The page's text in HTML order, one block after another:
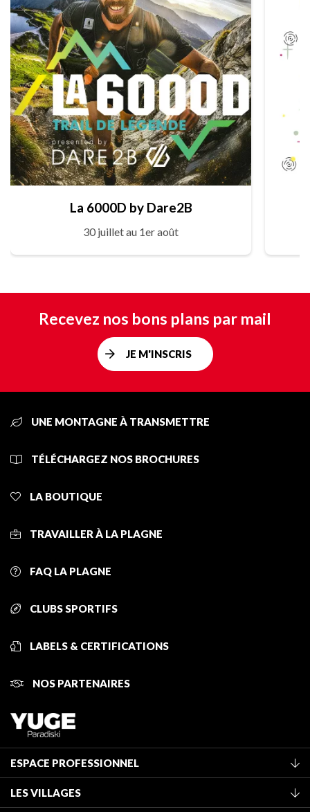
La 6000D by Dare2B
30 juillet au 1er août
Recevez nos bons plans par mail
JE M'INSCRIS
UNE MONTAGNE À TRANSMETTRE
TÉLÉCHARGEZ NOS BROCHURES
LA BOUTIQUE
TRAVAILLER À LA PLAGNE
FAQ LA PLAGNE
CLUBS SPORTIFS
LABELS & CERTIFICATIONS
NOS PARTENAIRES
ESPACE PROFESSIONNEL
Classement des meublés
LES VILLAGES